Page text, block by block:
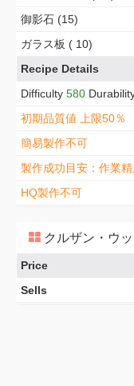
御影石 (15)
ガラス板 ( 10)
Recipe Details
Difficulty 580
初期品質値 上限50％
簡易製作不可
製作成功目安：作業
HQ製作不可
クルザン・ウ
Price
Sells